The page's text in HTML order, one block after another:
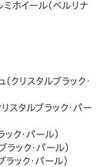
ホイール（ベルリナ
クリスタルブラック・
スタルブラック・パー
ク・パール）
ック・パール）
ック・パール）